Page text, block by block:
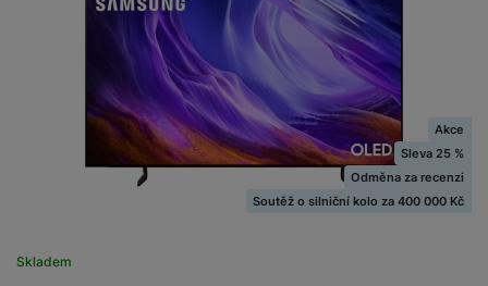
Skladem
Akce
Sleva 25 %
Odměna za recenzi
Soutěž o silniční kolo za 400 000 Kč